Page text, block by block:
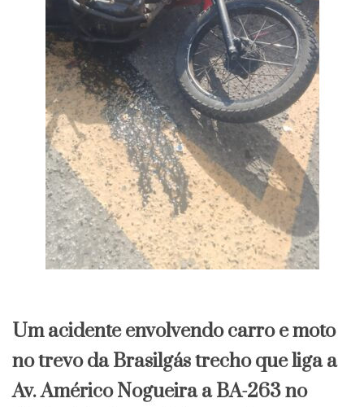
Um acidente envolvendo carro e moto
no trevo da Brasilgás trecho que liga a
Av. Américo Nogueira a BA-263 no